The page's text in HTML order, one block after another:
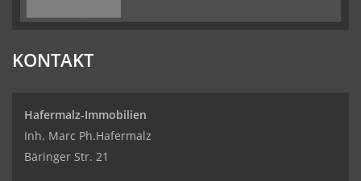
KONTAKT
Hafermalz-Immobilien
Inh. Marc Ph.Hafermalz
Bäringer Str. 21